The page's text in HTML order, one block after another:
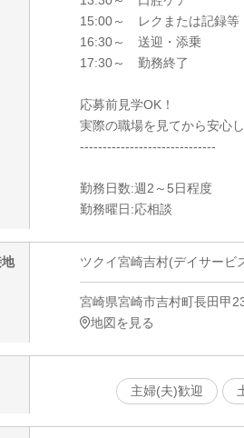
15:00～ レクまたは記録等
16:30～ 送迎・添乗
17:30～ 勤務終了
応募前見学OK！
実際の職場を見てから安心
------------------------------
勤務日数:週2～5日程度
勤務曜日:応相談
ツクイ宮崎吉村(デイサービ
宮崎県宮崎市吉村町長田甲
地図を見る
主婦(夫)歓迎